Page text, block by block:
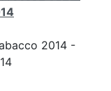
2014 -